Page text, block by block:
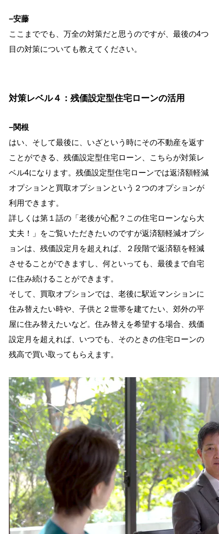
−安藤
ここまででも、万全の対策だと思うのですが、最後の4つ
目の対策についても教えてください。
対策レベル４：残価設定型住宅ローンの活用
−関根
はい、そして最後に、いざという時にその不動産を返す
ことができる、残価設定型住宅ローン、こちらが対策レ
ベル4になります。残価設定型住宅ローンでは返済額軽減
オプションと買取オプションという２つのオプションが
利用できます。
詳しくは第１話の「老後が心配？この住宅ローンなら大
丈夫！」をご覧いただきたいのですが返済額軽減オプシ
ョンは、残価設定月を超えれば、２段階で返済額を軽減
させることができますし、何といっても、最後まで自宅
に住み続けることができます。
そして、買取オプションでは、老後に駅近マンションに
住み替えたい時や、子供と２世帯を建てたい、郊外の平
屋に住み替えたいなど。住み替えを希望する場合、残価
設定月を超えれば、いつでも、そのときの住宅ローンの
残高で買い取ってもらえます。